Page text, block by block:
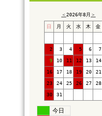
＜2026年8月 ＞
日 月 火 水 木 金
2 3 4 5 6 7
9 10 11 12 13 14
16 17 18 19 20 21
23 24 25 26 27 28
30 31
今日